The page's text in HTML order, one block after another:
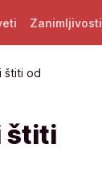
Zanimljivosti
štiti od
štiti